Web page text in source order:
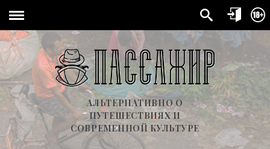
АЛЬТЕРНАТИВНО О
ПУТЕШЕСТВИЯХ И
СОВРЕМЕННОЙ КУЛЬТУРЕ